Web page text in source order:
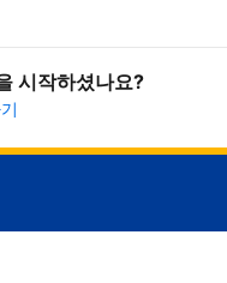
시작하셨나요?